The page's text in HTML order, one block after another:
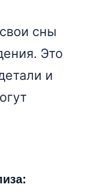
сны
Это
и